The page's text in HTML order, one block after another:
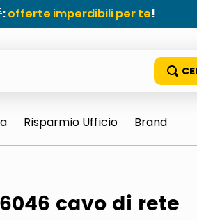
offerte imperdibili per te!
Risparmio Ufficio Brand
cavo di rete